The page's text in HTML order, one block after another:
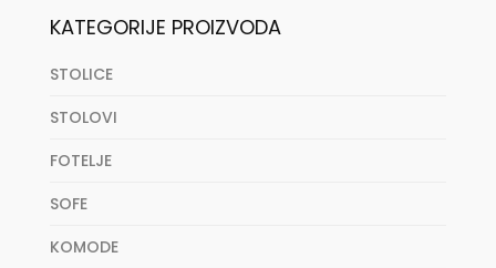
KATEGORIJE PROIZVODA
STOLICE
STOLOVI
FOTELJE
SOFE
KOMODE